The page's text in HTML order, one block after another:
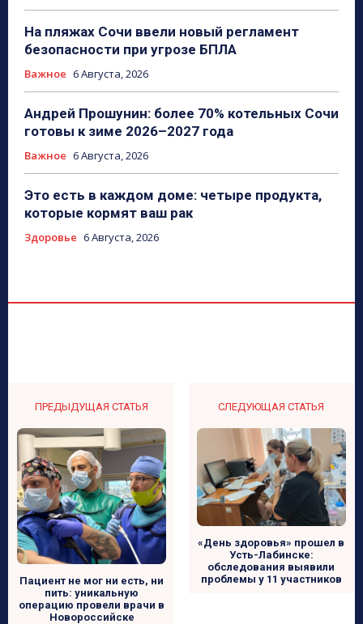
На пляжах Сочи ввели новый регламент
безопасности при угрозе БПЛА
Важное 6 Августа, 2026
Андрей Прошунин: более 70% котельных Сочи
готовы к зиме 2026–2027 года
Важное 6 Августа, 2026
Это есть в каждом доме: четыре продукта,
которые кормят ваш рак
Здоровье 6 Августа, 2026
ПРЕДЫДУЩАЯ СТАТЬЯ
Пациент не мог ни есть, ни
пить: уникальную
операцию провели врачи в
Новороссийске
СЛЕДУЮЩАЯ СТАТЬЯ
«День здоровья» прошел в
Усть-Лабинске:
обследования выявили
проблемы у 11 участников